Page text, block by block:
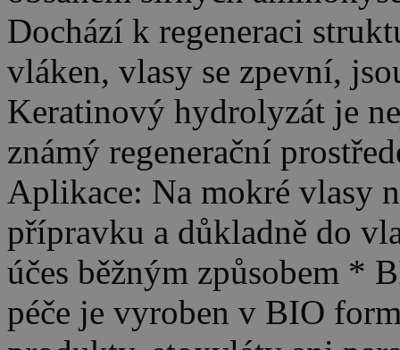
Dochází k regeneraci
vláken, vlasy se zpevní,
Keratinový hydrolyzát je
známý regenerační
Aplikace: Na mokré vlasy
přípravku a důkladně do
účes běžným způsobem *
péče je vyroben v BIO